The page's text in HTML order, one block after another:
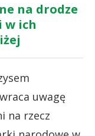
na drodze
w ich
uwagę
na rzecz